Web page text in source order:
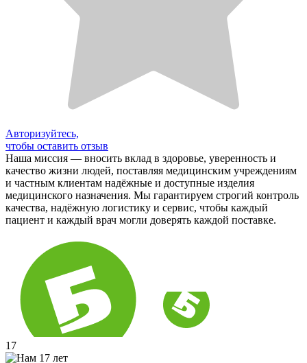
Авторизуйтесь,
чтобы оставить отзыв
Наша миссия — вносить вклад в здоровье, уверенность и
качество жизни людей, поставляя медицинским учреждениям
и частным клиентам надёжные и доступные изделия
медицинского назначения. Мы гарантируем строгий контроль
качества, надёжную логистику и сервис, чтобы каждый
пациент и каждый врач могли доверять каждой поставке.
17